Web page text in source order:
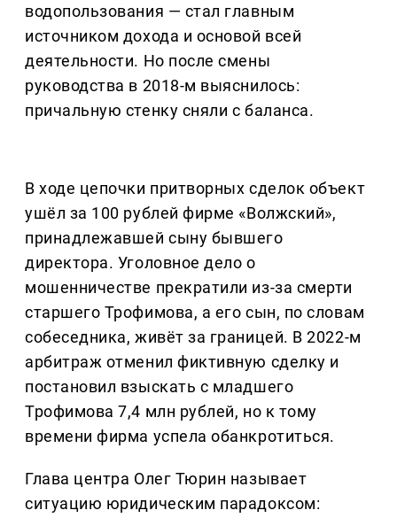
водопользования — стал главным
источником дохода и основой всей
деятельности. Но после смены
руководства в 2018-м выяснилось:
причальную стенку сняли с баланса.
В ходе цепочки притворных сделок объект
ушёл за 100 рублей фирме «Волжский»,
принадлежавшей сыну бывшего
директора. Уголовное дело о
мошенничестве прекратили из-за смерти
старшего Трофимова, а его сын, по словам
собеседника, живёт за границей. В 2022-м
арбитраж отменил фиктивную сделку и
постановил взыскать с младшего
Трофимова 7,4 млн рублей, но к тому
времени фирма успела обанкротиться.
Глава центра Олег Тюрин называет
ситуацию юридическим парадоксом: